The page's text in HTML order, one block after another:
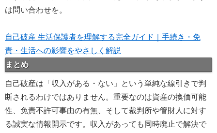
は問い合わせを。
自己破産 生活保護者を理解する完全ガイド｜手続き・免
責・生活への影響をやさしく解説
まとめ
自己破産は「収入がある・ない」という単純な線引きで判
断されるわけではありません。重要なのは資産の換価可能
性、免責不許可事由の有無、そして裁判所や管財人に対す
る誠実な情報開示です。収入があっても同時廃止で解決で